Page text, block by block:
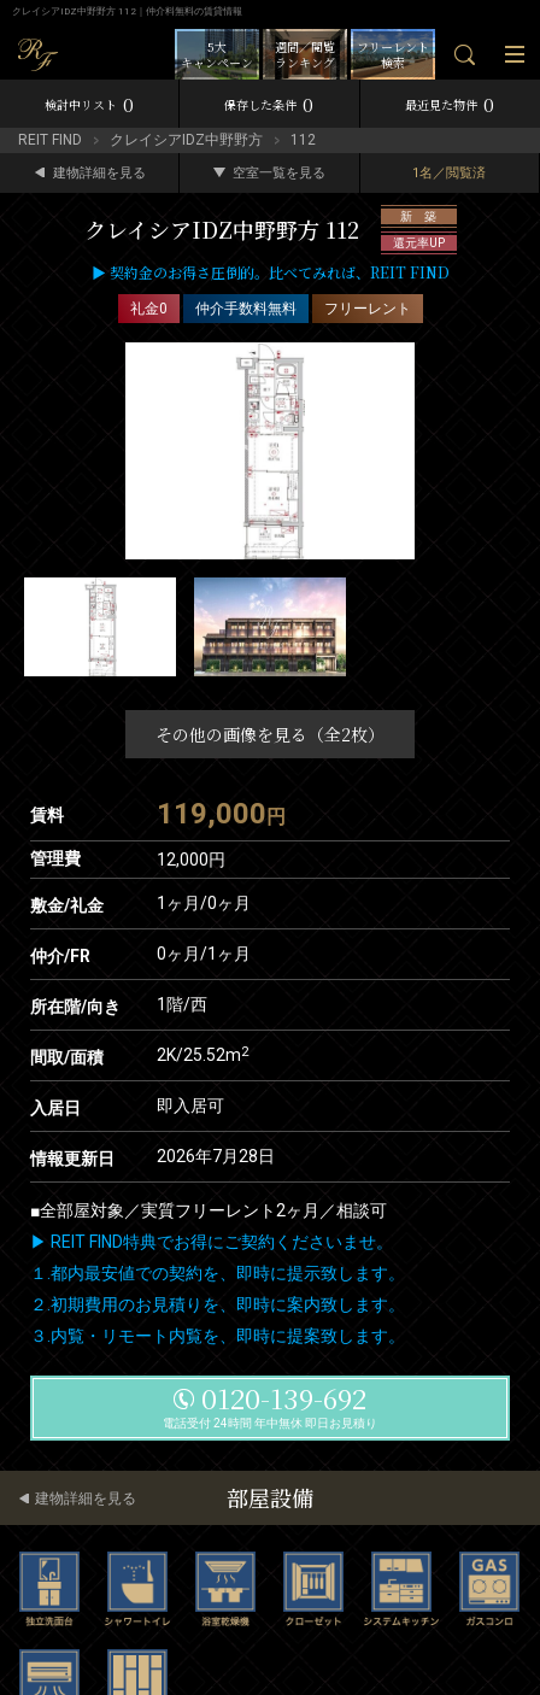
クレイシアIDZ中野野方 112｜仲介料無料の賃貸情報
フリーレント
検索
週間／閲覧
ランキング
5大
キャンペーン
検討中リスト 0 保存した条件 0 最近見た物件 0
REIT FIND クレイシアIDZ中野野方 112
建物詳細を見る 空室一覧を見る 1名／閲覧済
クレイシアIDZ中野野方 112
新 築
還元率UP
▶ 契約金のお得さ圧倒的。比べてみれば、REIT FIND
礼金0 仲介手数料無料 フリーレント
その他の画像を見る（全2枚）
賃料 119,000 円
管理費 12,000円
敷金/礼金 1ヶ月/0ヶ月
仲介/FR 0ヶ月/1ヶ月
所在階/向き 1階/西
間取/面積 2K/25.52m2
入居日 即入居可
情報更新日 2026年7月28日
■全部屋対象／実質フリーレント2ヶ月／相談可
▶ REIT FIND特典でお得にご契約くださいませ。
１.都内最安値での契約を、即時に提示致します。
２.初期費用のお見積りを、即時に案内致します。
３.内覧・リモート内覧を、即時に提案致します。
0120-139-692
電話受付 24時間 年中無休 即日お見積り
部屋設備
建物詳細を見る